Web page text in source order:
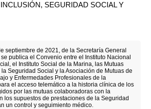
SEGURIDAD SOCIAL Y
septiembre de 2021, de la Secretaría General
publica el Convenio entre el Instituto Nacional
el Instituto Social de la Marina, las Mutuas
Seguridad Social y la Asociación de Mutuas de
y Enfermedades Profesionales de la
el acceso telemático a la historia clínica de los
por las mutuas colaboradoras con la
los supuestos de prestaciones de la Seguridad
un control y seguimiento médico.